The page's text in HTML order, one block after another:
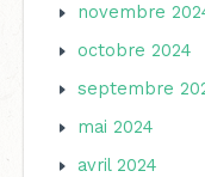
novembre
octobre 2024
septembre
mai 2024
avril 2024